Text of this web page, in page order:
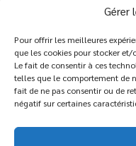
Gérer
Pour offrir les meilleures
que les cookies pour stocker
Le fait de consentir à ces
telles que le comportement de
fait de ne pas consentir ou de
négatif sur certaines
Les commentaires sont